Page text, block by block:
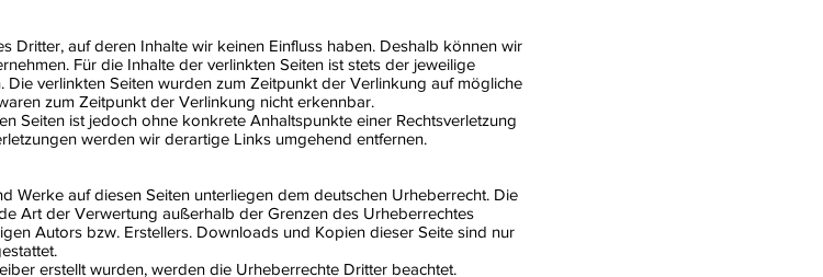
Dritter, auf deren Inhalte wir keinen Einfluss haben. Deshalb können wir
Für die Inhalte der verlinkten Seiten ist stets der jeweilige
verlinkten Seiten wurden zum Zeitpunkt der Verlinkung auf mögliche
zum Zeitpunkt der Verlinkung nicht erkennbar.
Seiten ist jedoch ohne konkrete Anhaltspunkte einer Rechtsverletzung
werden wir derartige Links umgehend entfernen.
Werke auf diesen Seiten unterliegen dem deutschen Urheberrecht. Die
Art der Verwertung außerhalb der Grenzen des Urheberrechtes
Autors bzw. Erstellers. Downloads und Kopien dieser Seite sind nur
erstellt wurden, werden die Urheberrechte Dritter beachtet.